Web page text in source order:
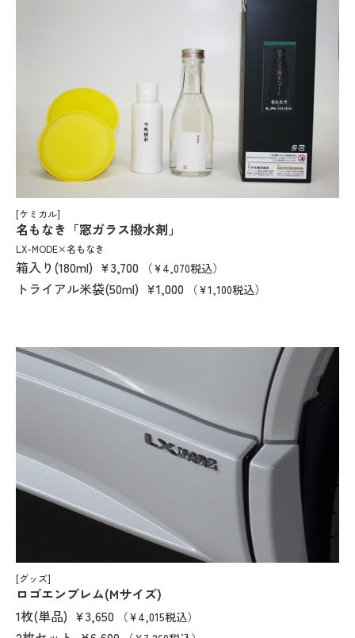
[ケミカル]
名もなき「窓ガラス撥水剤」
LX-MODE×名もなき
箱入り(180ml) ¥3,700 （¥4,070税込）
トライアル米袋(50ml) ¥1,000 （¥1,100税込）
[グッズ]
ロゴエンブレム(Mサイズ)
1枚(単品) ¥3,650 （¥4,015税込）